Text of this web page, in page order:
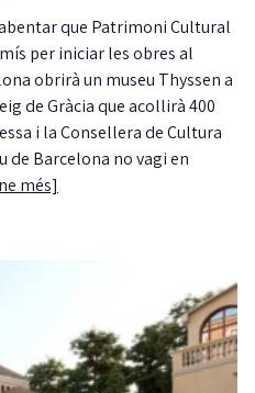
que Patrimoni Cultural
per iniciar les obres al
obrirà un museu Thyssen a
de Gràcia que acollirà 400
i la Consellera de Cultura
de Barcelona no vagi en
més]